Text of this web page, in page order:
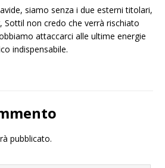
siamo senza i due esterni titolari,
Sottil non credo che verrà rischiato
attaccarci alle ultime energie
indispensabile.
pubblicato.